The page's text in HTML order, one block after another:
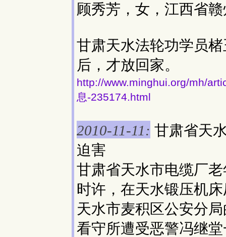
顾秀芳，女，江西省
甘肃天水法轮功学员
后，才放回家。
http://www.minghui.org/mh/
息-235174.html
2010-11-11: 甘肃省天
迫害
甘肃省天水市电缆厂
时许，在天水锻压机
天水市麦积区公安分
看守所遭受恶警冯继